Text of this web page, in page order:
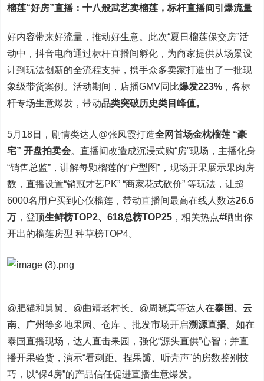
榴莲“好房”直播：十八般武艺卖榴莲，标杆直播间引爆流量
好内容带来好流量，推动好生意。此次“夏日榴莲保交房”活
动中，抖音电商通过标杆直播间孵化，为商家提供从场景设
计到玩法创新的全流程支持，携手众多卖家打造出了一批现
象级带货案例。活动期间，店播GMV同比爆发223% ，各标
杆专场生意爆发，带动品类突破历史类目峰值。
5月18日，剧情类达人@张凤霞打造全网首场金枕榴莲 “豪
宅” 开盘拍卖会。直播间改造成沉浸式购“房”现场，主播化身
“销售总监”，讲解每颗榴莲的“户型图”，现场开果展示果肉房
数，直播设置“销冠才艺PK” “商家花式砍价” 等玩法，让超
6000名用户买到心仪榴莲，带动直播间最高在线人数达26.6
万 ，登顶生鲜榜TOP2、618总榜TOP25 ，相关热点#晒出你
开出的榴莲房型 种草榜TOP4。
@肥猫和舅舅、@曲靖老村长、@周晓真等达人在泰国、云
南、广州等多地果园、仓库 、批发市场开启溯源直播。如在
泰国直播现场，达人直击果园，强化“源头直供”心智；并直
播开果验货，演示“看刺距、捏果瓣、听壳声”的房数鉴别技
巧，以“保4房”的产品信任促进直播生意爆发。